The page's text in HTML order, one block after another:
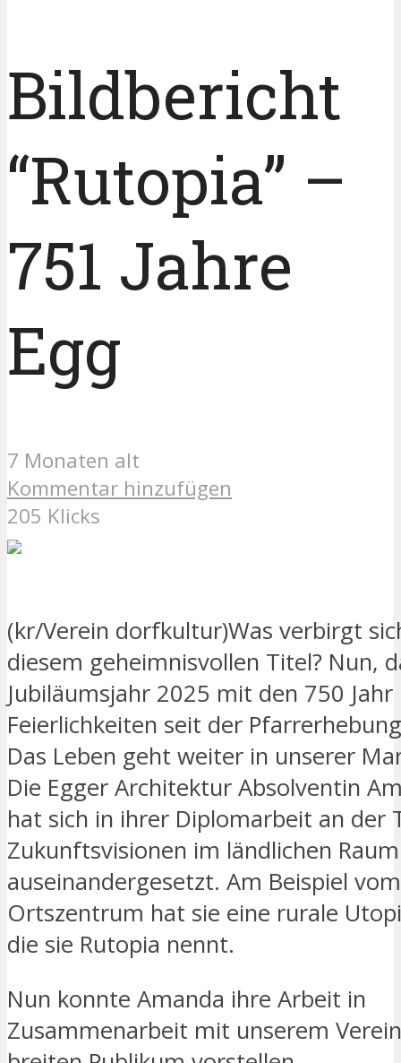
Bildbericht
“Rutopia” –
751 Jahre
Egg
7 Monaten alt
Kommentar hinzufügen
205 Klicks
(kr/Verein dorfkultur)Was verbirgt
diesem geheimnisvollen Titel? Nun,
Jubiläumsjahr 2025 mit den 750 Jahr
Feierlichkeiten seit der
Das Leben geht weiter in unserer
Die Egger Architektur Absolventin
hat sich in ihrer Diplomarbeit an der
Zukunftsvisionen im ländlichen Raum
auseinandergesetzt. Am Beispiel
Ortszentrum hat sie eine rurale
die sie Rutopia nennt.
Nun konnte Amanda ihre Arbeit in
Zusammenarbeit mit unserem